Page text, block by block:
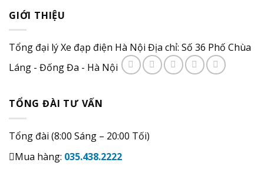
GIỚI THIỆU
Tổng đại lý Xe đạp điện Hà Nội Địa chỉ: Số 36 Phố Chùa
Láng - Đống Đa - Hà Nội
TỔNG ĐÀI TƯ VẤN
Tổng đài (8:00 Sáng – 20:00 Tối)
Mua hàng: 035.438.2222